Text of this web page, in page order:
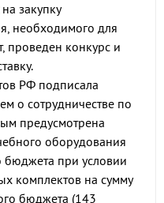
закупку
необходимого для
проведен конкурс и
РФ подписала
о сотрудничестве по
предусмотрена
оборудования
бюджета при условии
комплектов на сумму
бюджета (143